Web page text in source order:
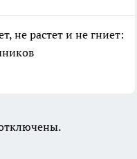
не растет и не гниет: